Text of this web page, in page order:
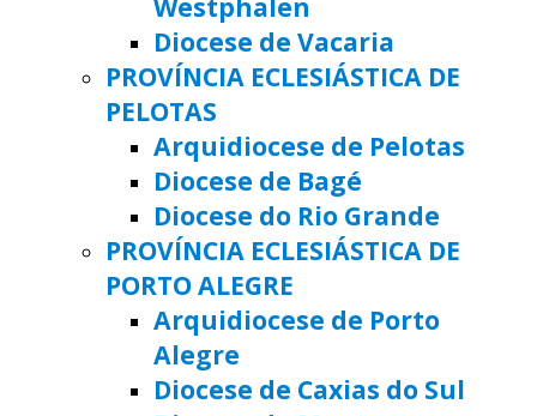
Diocese de Vacaria
PROVÍNCIA ECLESIÁSTICA DE
PELOTAS
Arquidiocese de Pelotas
Diocese de Bagé
Diocese do Rio Grande
PROVÍNCIA ECLESIÁSTICA DE
PORTO ALEGRE
Arquidiocese de Porto
Alegre
Diocese de Caxias do Sul